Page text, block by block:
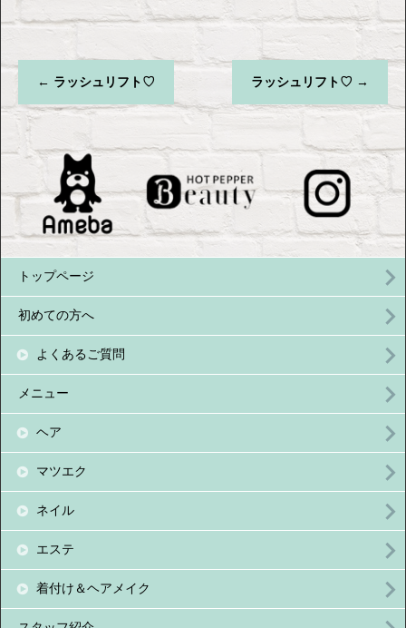
← ラッシュリフト♡ ラッシュリフト♡ →
トップページ
初めての方へ
よくあるご質問
メニュー
ヘア
マツエク
ネイル
エステ
着付け＆ヘアメイク